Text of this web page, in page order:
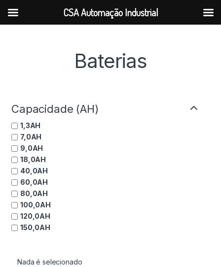
Baterias
Capacidade (AH)
1,3AH
7,0AH
9,0AH
18,0AH
40,0AH
60,0AH
80,0AH
100,0AH
120,0AH
150,0AH
Nada é selecionado
CSA Automação Industrial